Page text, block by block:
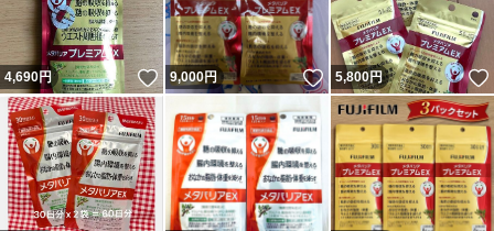
4,690円 いいね！
9,000円 いいね！
5,800円